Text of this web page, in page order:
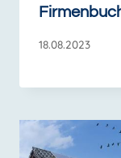
18.08.2023